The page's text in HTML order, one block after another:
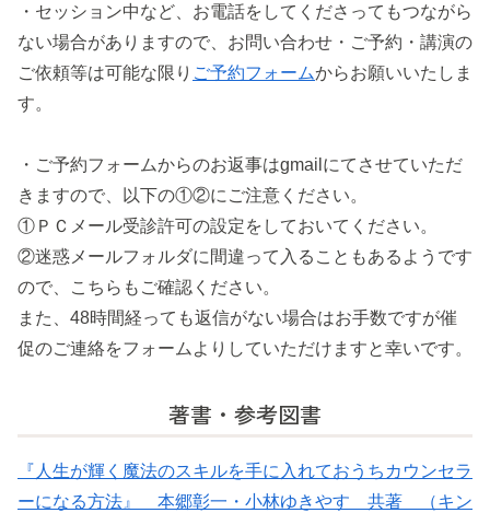
・セッション中など、お電話をしてくださってもつながら
ない場合がありますので、お問い合わせ・ご予約・講演の
ご依頼等は可能な限り ご予約フォームからお願いいたしま
す。
・ご予約フォームからのお返事はgmailにてさせていただ
きますので、以下の①②にご注意ください。
①ＰＣメール受診許可の設定をしておいてください。
②迷惑メールフォルダに間違って入ることもあるようです
ので、こちらもご確認ください。
また、48時間経っても返信がない場合はお手数ですが催
促のご連絡をフォームよりしていただけますと幸いです。
著書・参考図書
『人生が輝く魔法のスキルを手に入れておうちカウンセラ
ーになる方法』 本郷彰一・小林ゆきやす 共著 （キン